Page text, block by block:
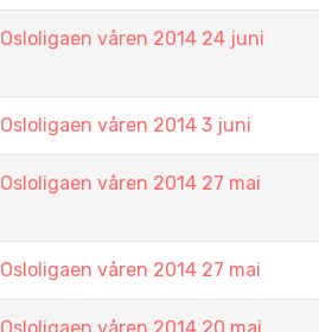
Osloligaen våren 2014 24 juni
Osloligaen våren 2014 3 juni
Osloligaen våren 2014 27 mai
Osloligaen våren 2014 27 mai